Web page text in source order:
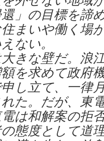
」の目標を諦
まいや働く場
ない。
きな壁だ。浪
を求めて政府
し立て、一律
た。だが、東
は和解案の拒
態度として道